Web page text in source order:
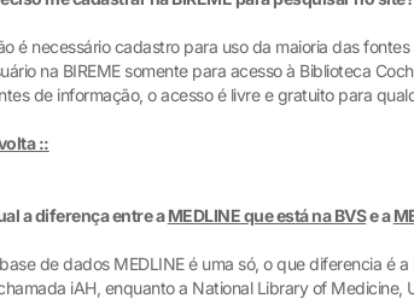
é necessário cadastro para uso da maioria das
na BIREME somente para acesso à Biblioteca
de informação, o acesso é livre e gratuito para
::
a diferença entre aMEDLINE que está na BVSe a
de dados MEDLINE é uma só, o que diferencia é
iAH, enquanto a National Library of